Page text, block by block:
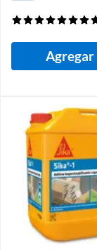
Agregar